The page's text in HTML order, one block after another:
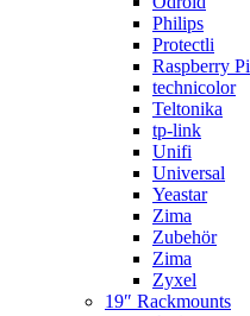
Philips
Protectli
Raspberry Pi
technicolor
Teltonika
tp-link
Unifi
Universal
Yeastar
Zima
Zubehör
Zima
Zyxel
19″ Rackmounts